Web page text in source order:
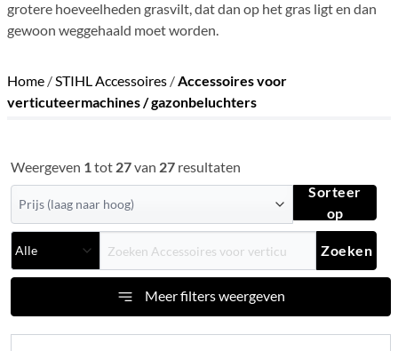
grotere hoeveelheden grasvilt, dat dan op het gras ligt en dan
gewoon weggehaald moet worden.
Home /STIHL Accessoires /Accessoires voor
verticuteermachines / gazonbeluchters
Weergeven 1tot 27van 27 resultaten
Sorteer
op
Zoeken
Meer filters weergeven